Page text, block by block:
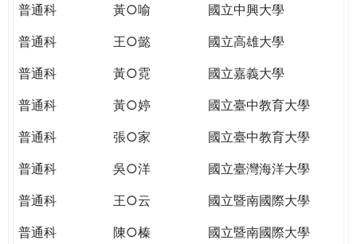
WAGOR
TODAY
THE
WORLD
PUTTING
普通科
黃○喻
國立中興大學
普通科
王○懿
國立高雄大學
普通科
黃○霓
國立嘉義大學
普通科
黃○婷
國立臺中教育大學
普通科
張○家
國立臺中教育大學
普通科
吳○洋
國立臺灣海洋大學
普通科
王○云
國立暨南國際大學
普通科
陳○榛
國立暨南國際大學